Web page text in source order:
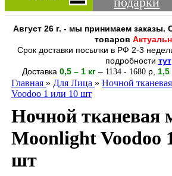
Август 26 г. - мы принимаем заказы.
товаров
Срок доставки посылки в РФ 2-3
подробности тут
Доставка 0,5 – 1 кг – 1134 - 1680 р 1,5
Главная » Для Лица » Ночной
Voodoo 1 или 10 шт
Ночной тканевая
Moonlight Voodoo
шт